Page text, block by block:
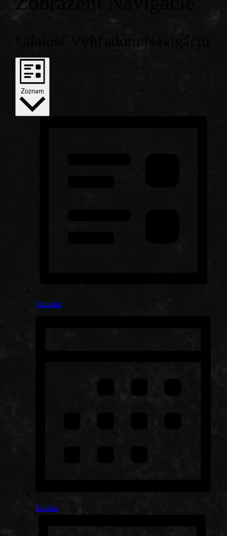
Udalosť Výhľadom Navigáciu
Zoznam
Zoznam
Mesiac